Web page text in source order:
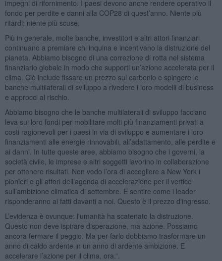
impegni di rifornimento. I paesi devono anche rendere operativo il
fondo per perdite e danni alla COP28 di quest’anno. Niente più
ritardi; niente più scuse.
Più in generale, molte banche, investitori e altri attori finanziari
continuano a premiare chi inquina e incentivano la distruzione del
pianeta. Abbiamo bisogno di una correzione di rotta nel sistema
finanziario globale in modo che supporti un’azione accelerata per il
clima. Ciò include fissare un prezzo sul carbonio e spingere le
banche multilaterali di sviluppo a rivedere i loro modelli di business
e approcci al rischio.
Abbiamo bisogno che le banche multilaterali di sviluppo facciano
leva sui loro fondi per mobilitare molti più finanziamenti privati a
costi ragionevoli per i paesi in via di sviluppo e aumentare i loro
finanziamenti alle energie rinnovabili, all’adattamento, alle perdite e
ai danni. In tutte queste aree, abbiamo bisogno che i governi, la
società civile, le imprese e altri soggetti lavorino in collaborazione
per ottenere risultati. Non vedo l’ora di accogliere a New York i
pionieri e gli attori dell’agenda di accelerazione per il vertice
sull’ambizione climatica di settembre. E sentire come i leader
risponderanno ai fatti davanti a noi. Questo è il prezzo d'ingresso.
L’evidenza è ovunque: l'umanità ha scatenato la distruzione.
Questo non deve ispirare disperazione, ma azione. Possiamo
ancora fermare il peggio. Ma per farlo dobbiamo trasformare un
anno di caldo ardente in un anno di ardente ambizione. E
accelerare l’azione per il clima, ora.”.